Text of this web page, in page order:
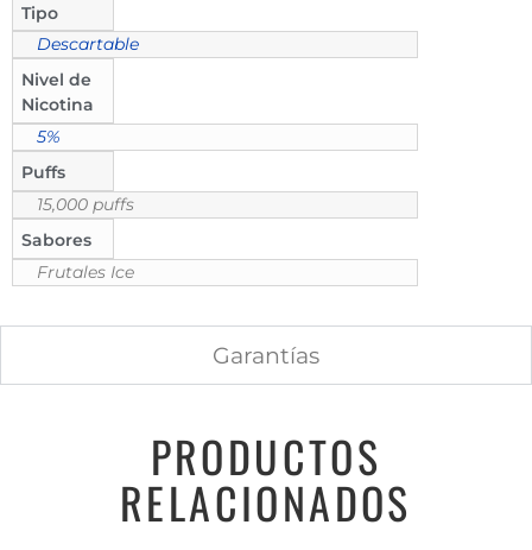
Tipo
Descartable
Nivel de
Nicotina
5%
Puffs
15,000 puffs
Sabores
Frutales Ice
Garantías
PRODUCTOS
RELACIONADOS